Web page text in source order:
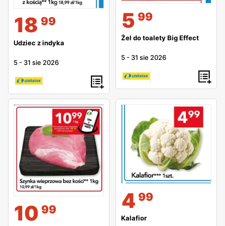
18 99
Udziec z indyka
5 - 31 sie 2026
5 99
Żel do toalety Big Effect
5 - 31 sie 2026
10 99 4 99
Kalafior